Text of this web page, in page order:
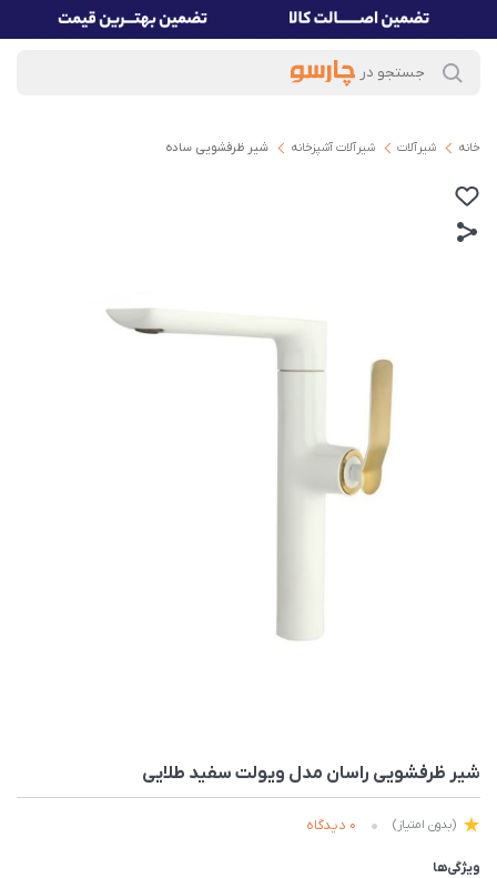
خانه شیرآلات شیرآلات آشپزخانه شیر ظرفشویی ساده
شیر ظرفشویی راسان مدل ویولت سفید طلایی
(بدون امتیاز) 0 دیدگاه
ویژگی‌ها